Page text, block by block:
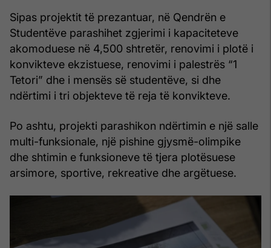
Sipas projektit të prezantuar, në Qendrën e
Studentëve parashihet zgjerimi i kapaciteteve
akomoduese në 4,500 shtretër, renovimi i plotë i
konvikteve ekzistuese, renovimi i palestrës “1
Tetori” dhe i mensës së studentëve, si dhe
ndërtimi i tri objekteve të reja të konvikteve.
Po ashtu, projekti parashikon ndërtimin e një salle
multi-funksionale, një pishine gjysmë-olimpike
dhe shtimin e funksioneve të tjera plotësuese
arsimore, sportive, rekreative dhe argëtuese.